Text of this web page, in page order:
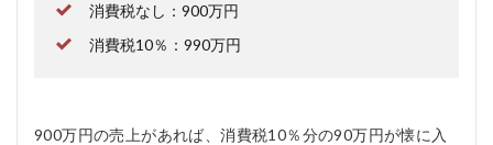
消費税なし：900万円
消費税10％：990万円
900万円の売上があれば、消費税10％分の90万円が懐に入